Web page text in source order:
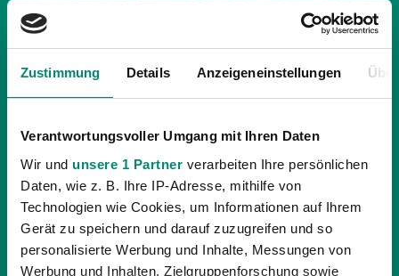
Zustimmung Details Anzeigeneinstellungen
Verantwortungsvoller Umgang mit Ihren Daten
Wir und unsere 1 Partner verarbeiten Ihre persönlichen
Daten, wie z. B. Ihre IP-Adresse, mithilfe von
Technologien wie Cookies, um Informationen auf Ihrem
Gerät zu speichern und darauf zuzugreifen und so
personalisierte Werbung und Inhalte, Messungen von
Werbung und Inhalten, Zielgruppenforschung sowie
15.10.2018| AKADEMIE
U16 FEIERT HÖCHSTEN AKA-SIEG SEIT 10